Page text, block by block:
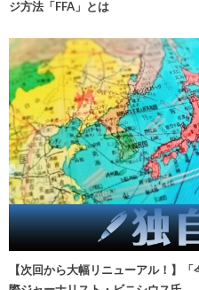
ジ方法「FFA」とは
【次回から大幅リニューアル！】